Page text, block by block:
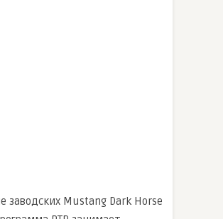
заводских Mustang Dark Horse